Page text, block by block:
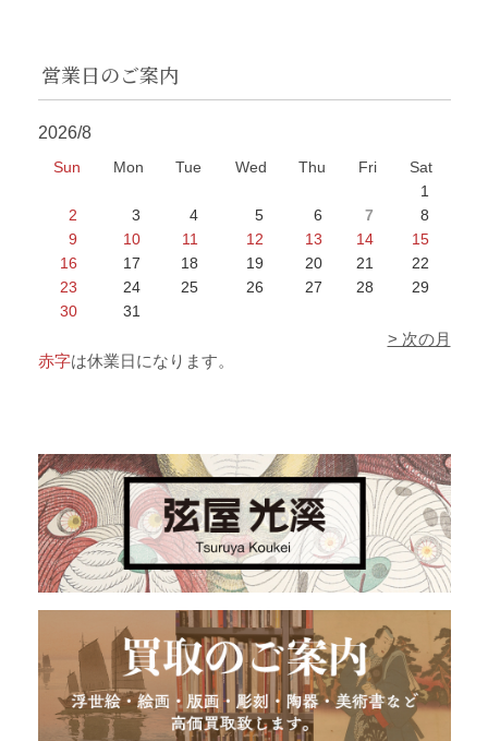
営業日のご案内
2026/8
Sun Mon Tue Wed Thu Fri
Sat
1
2
3 4 5 6 7
8
9
10 11 12 13 14
15
16
17 18 19 20 21
22
23
24 25 26 27 28
29
30
31
> 次の月
赤字は休業日になります。